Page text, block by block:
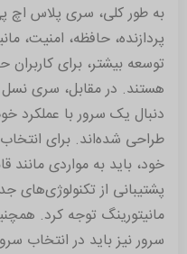
به طور کلی، سری پلاس اچ
پردازنده، حافظه، امنیت،
توسعه بیشتر، برای
هستند. در مقابل، سری نسل
دنبال یک سرور با
طراحی شده‌اند. برای
خود، باید به مواردی مانند
پشتیبانی از تکنولوژی‌های
مانیتورینگ توجه کرد.
سرور نیز باید در انتخاب